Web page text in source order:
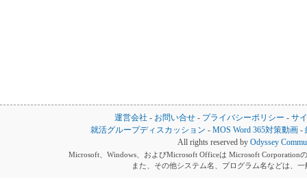
運営会社 - お問い合せ - プライバシーポリシー - サ
就活グループディスカッション -MOS Word 365対策動画 -
All rights reserved by Odyssey
Microsoft、Windows、およびMicrosoft Officeは Microsoft Corporation
また、その他システム名、プログラム名などは、